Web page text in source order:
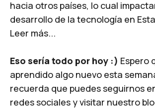
hacia otros países, lo cual
desarrollo de la tecnología en
Leer más...
Eso sería todo por hoy :) Espero
aprendido algo nuevo esta
recuerda que puedes seguirnos
redes sociales y visitar nuestro